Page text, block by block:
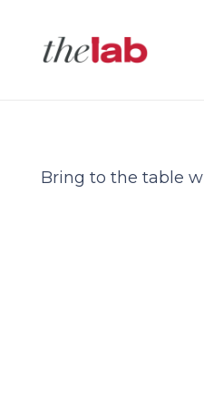
Bring to the table